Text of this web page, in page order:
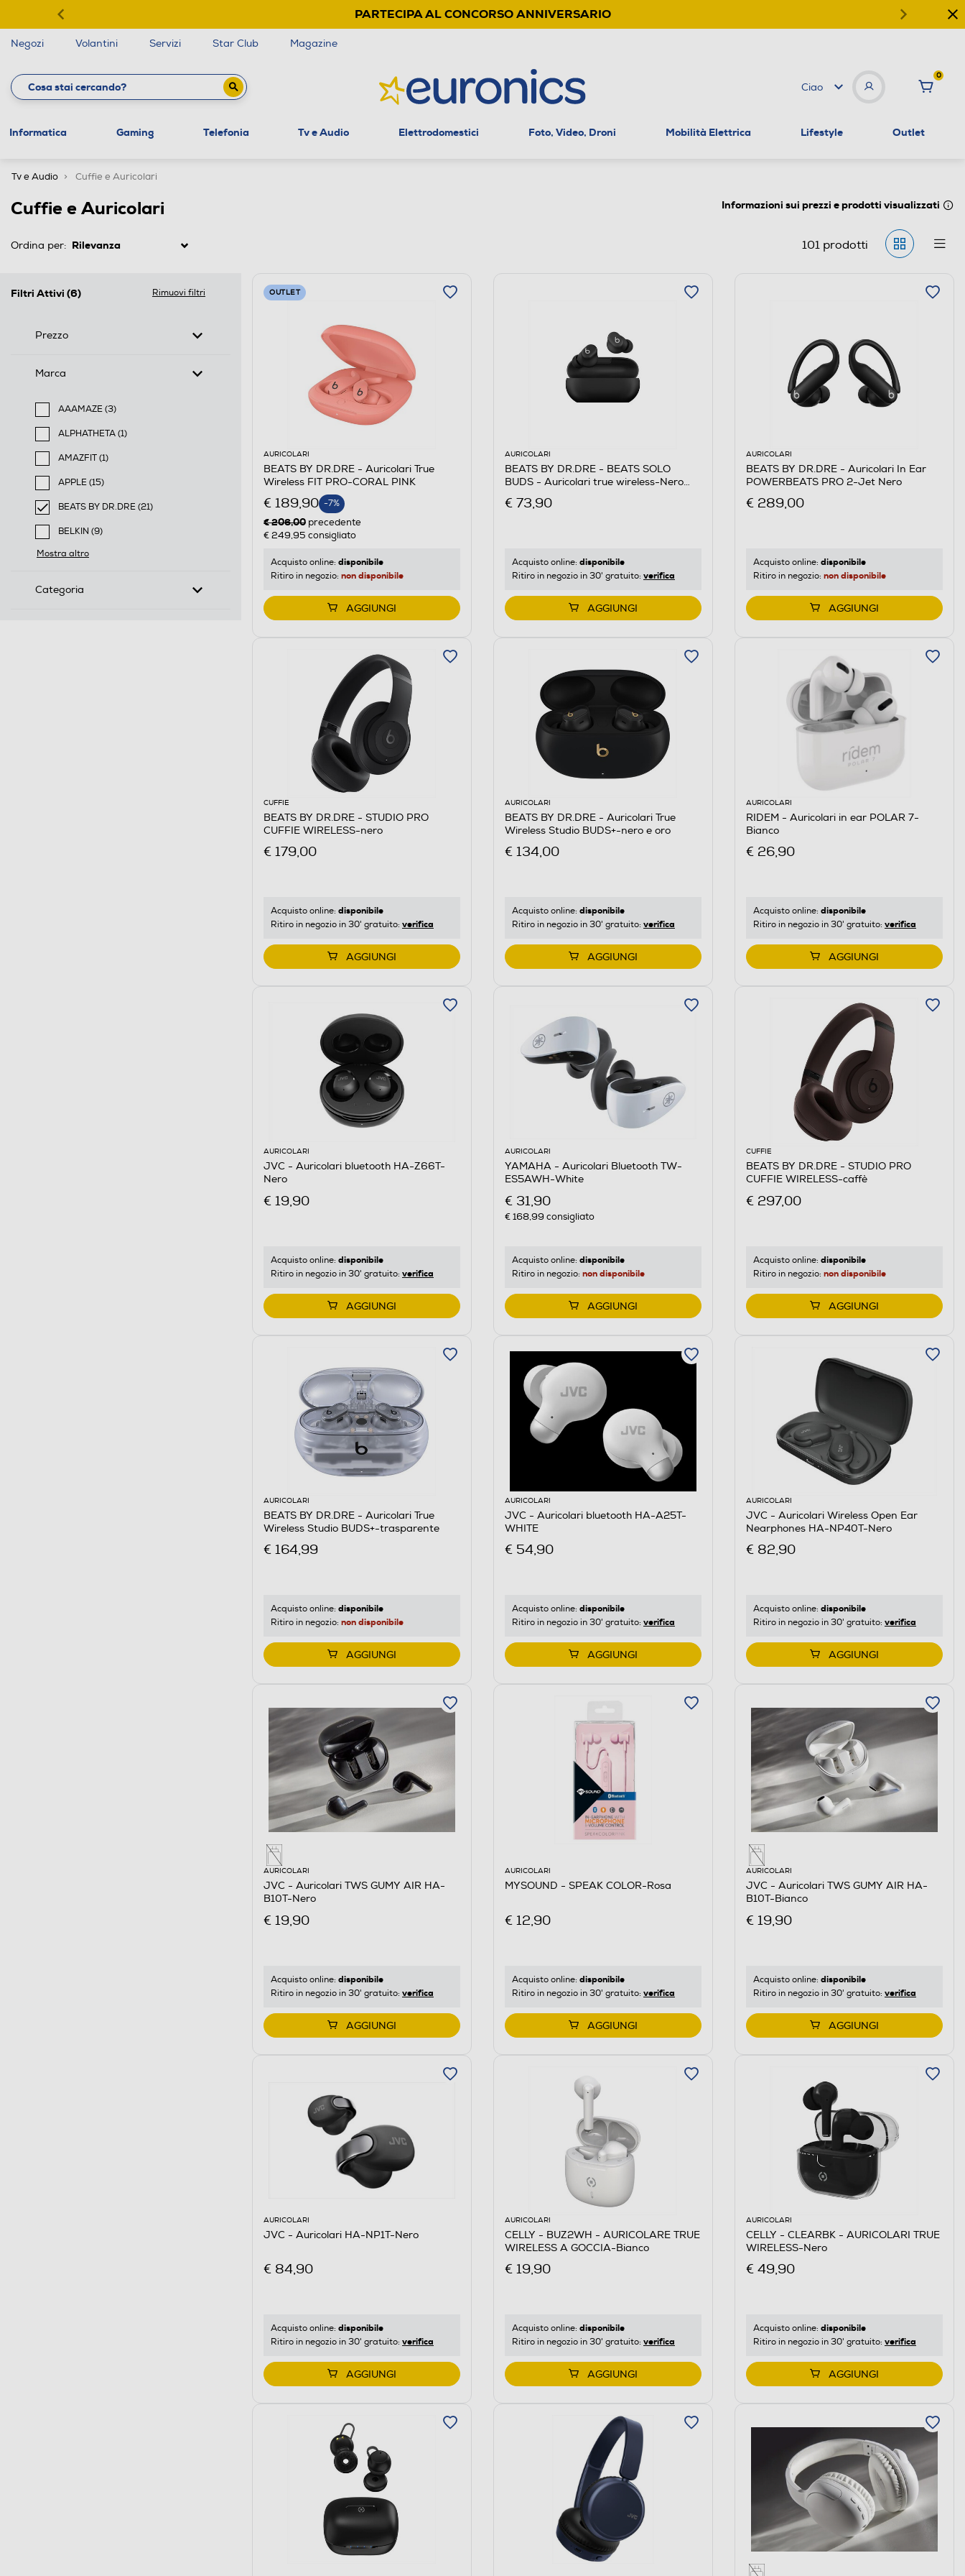
PARTECIPA AL CONCORSO ANNIVERSARIO
Negozi Volantini Servizi Star Club Magazine
Ciao
0
Informatica Gaming Telefonia Tv e Audio Elettrodomestici Foto, Video, Droni Mobilità Elettrica Lifestyle Outlet
Tv e Audio Cuffie e Auricolari
Cuffie e Auricolari Informazioni sui prezzi e prodotti visualizzati
Ordina per: 101prodotti
Filtri Attivi (6) Rimuovi filtri
Prezzo
Marca
AAAMAZE (3)
Filtra per Marca: AAAMAZE
ALPHATHETA (1)
Filtra per Marca: ALPHATHETA
AMAZFIT (1)
Filtra per Marca: AMAZFIT
APPLE (15)
Filtra per Marca: APPLE
BEATS BY DR.DRE (21)
selected Filtro applicato per Marca: BEATS BY DR.DRE
BELKIN (9)
Filtra per Marca: BELKIN
Mostra altro
Categoria
OUTLET
AURICOLARI
BEATS BY DR.DRE - Auricolari True
Wireless FIT PRO-CORAL PINK
€ 189,90 -7%
€ 206,00 precedente
€ 249,95 consigliato
Acquisto online: disponibile
Ritiro in negozio: non disponibile
AGGIUNGI
AURICOLARI
BEATS BY DR.DRE - BEATS SOLO
BUDS - Auricolari true wireless-Nero
€ 73,90
Acquisto online: disponibile
Ritiro in negozio in 30' gratuito: verifica
AGGIUNGI
AURICOLARI
BEATS BY DR.DRE - Auricolari In Ear
POWERBEATS PRO 2-Jet Nero
€ 289,00
Acquisto online: disponibile
Ritiro in negozio: non disponibile
AGGIUNGI
CUFFIE
BEATS BY DR.DRE - STUDIO PRO
CUFFIE WIRELESS-nero
€ 179,00
Acquisto online: disponibile
Ritiro in negozio in 30' gratuito: verifica
AGGIUNGI
AURICOLARI
BEATS BY DR.DRE - Auricolari True
Wireless Studio BUDS+-nero e oro
€ 134,00
Acquisto online: disponibile
Ritiro in negozio in 30' gratuito: verifica
AGGIUNGI
AURICOLARI
RIDEM - Auricolari in ear POLAR 7-
Bianco
€ 26,90
Acquisto online: disponibile
Ritiro in negozio in 30' gratuito: verifica
AGGIUNGI
AURICOLARI
JVC - Auricolari bluetooth HA-Z66T-
Nero
€ 19,90
Acquisto online: disponibile
Ritiro in negozio in 30' gratuito: verifica
AGGIUNGI
AURICOLARI
YAMAHA - Auricolari Bluetooth TW-
ES5AWH-White
€ 31,90
€ 168,99 consigliato
Acquisto online: disponibile
Ritiro in negozio: non disponibile
AGGIUNGI
CUFFIE
BEATS BY DR.DRE - STUDIO PRO
CUFFIE WIRELESS-caffè
€ 297,00
Acquisto online: disponibile
Ritiro in negozio: non disponibile
AGGIUNGI
AURICOLARI
BEATS BY DR.DRE - Auricolari True
Wireless Studio BUDS+-trasparente
€ 164,99
Acquisto online: disponibile
Ritiro in negozio: non disponibile
AGGIUNGI
AURICOLARI
JVC - Auricolari bluetooth HA-A25T-
WHITE
€ 54,90
Acquisto online: disponibile
Ritiro in negozio in 30' gratuito: verifica
AGGIUNGI
AURICOLARI
JVC - Auricolari Wireless Open Ear
Nearphones HA-NP40T-Nero
€ 82,90
Acquisto online: disponibile
Ritiro in negozio in 30' gratuito: verifica
AGGIUNGI
AURICOLARI
JVC - Auricolari TWS GUMY AIR HA-
B10T-Nero
€ 19,90
Acquisto online: disponibile
Ritiro in negozio in 30' gratuito: verifica
AGGIUNGI
AURICOLARI
MYSOUND - SPEAK COLOR-Rosa
€ 12,90
Acquisto online: disponibile
Ritiro in negozio in 30' gratuito: verifica
AGGIUNGI
AURICOLARI
JVC - Auricolari TWS GUMY AIR HA-
B10T-Bianco
€ 19,90
Acquisto online: disponibile
Ritiro in negozio in 30' gratuito: verifica
AGGIUNGI
AURICOLARI
JVC - Auricolari HA-NP1T-Nero
€ 84,90
Acquisto online: disponibile
Ritiro in negozio in 30' gratuito: verifica
AGGIUNGI
AURICOLARI
CELLY - BUZ2WH - AURICOLARE TRUE
WIRELESS A GOCCIA-Bianco
€ 19,90
Acquisto online: disponibile
Ritiro in negozio in 30' gratuito: verifica
AGGIUNGI
AURICOLARI
CELLY - CLEARBK - AURICOLARI TRUE
WIRELESS-Nero
€ 49,90
Acquisto online: disponibile
Ritiro in negozio in 30' gratuito: verifica
AGGIUNGI